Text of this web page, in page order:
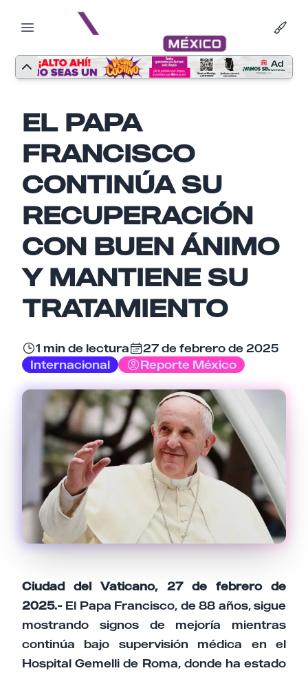
Ad
EL PAPA
FRANCISCO
CONTINÚA SU
RECUPERACIÓN
CON BUEN ÁNIMO
Y MANTIENE SU
TRATAMIENTO
1 min de lectura
27 de febrero de 2025
Internacional
Reporte México
Ciudad del Vaticano, 27 de febrero de
2025.- El Papa Francisco, de 88 años, sigue
mostrando signos de mejoría mientras
continúa bajo supervisión médica en el
Hospital Gemelli de Roma, donde ha estado
Tu comentario
Cancelar Enviar comentario